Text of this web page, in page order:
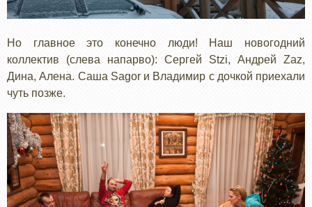
Но главное это конечно люди! Наш новогодний
коллектив (слева напарво): Сергей Stzi, Андрей Zaz,
Дина, Алена. Саша Sagor и Владимир с дочкой приехали
чуть позже.